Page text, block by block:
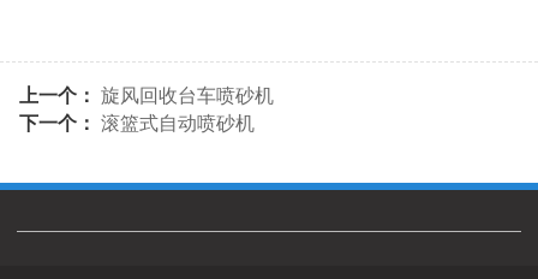
上一个： 旋风回收台车喷砂机
下一个： 滚篮式自动喷砂机